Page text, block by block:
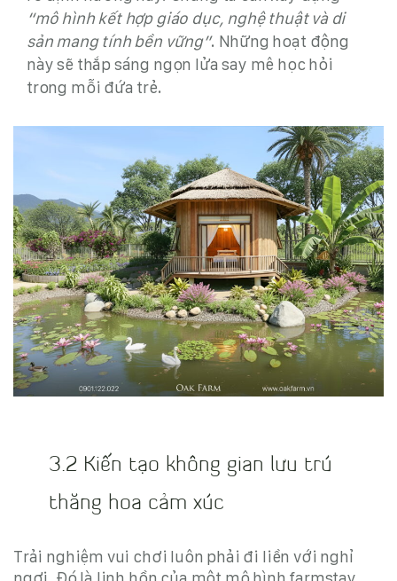
“mô hình kết hợp giáo dục, nghệ thuật và di
sản mang tính bền vững”. Những hoạt động
này sẽ thắp sáng ngọn lửa say mê học hỏi
trong mỗi đứa trẻ.
3.2 Kiến tạo không gian lưu trú
thăng hoa cảm xúc
Trải nghiệm vui chơi luôn phải đi liền với nghỉ